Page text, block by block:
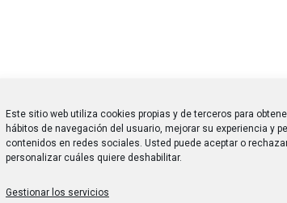
Este sitio web utiliza cookies propias y de terceros para
hábitos de navegación del usuario, mejorar su experiencia y
contenidos en redes sociales. Usted puede aceptar o
personalizar cuáles quiere deshabilitar.
Gestionar los servicios